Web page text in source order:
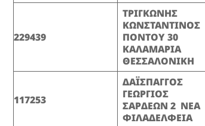
229439
ΤΡΙΓΚΩΝΗΣ
ΚΩΝΣΤΑΝΤΙΝΟΣ
ΠΟΝΤΟΥ 30
ΚΑΛΑΜΑΡΙΑ
ΘΕΣΣΑΛΟΝΙΚΗ
117253
ΔΑΪΣΠΑΓΓΟΣ
ΓΕΩΡΓΙΟΣ
ΣΑΡΔΕΩΝ 2 ΝΕΑ
ΦΙΛΑΔΕΛΦΕΙΑ